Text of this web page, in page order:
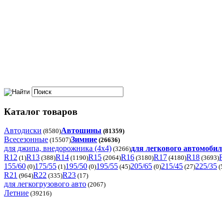
Каталог товаров
Автодиски (8580)Автошины (81359)
Всесезонные (15507)Зимние (26636)
для джипа, внедорожника (4x4) (3266)для легкового
R12 (1)R13 (388)R14 (1190)R15 (2064)R16 (3180)R17 (4180)R18 (3693)
155/60 (0)175/55 (1)195/50 (0)195/55 (45)205/65 (0)215/45 (27)225/35
R21 (964)R22 (335)R23 (17)
для легкогрузового авто (2067)
Летние (39216)